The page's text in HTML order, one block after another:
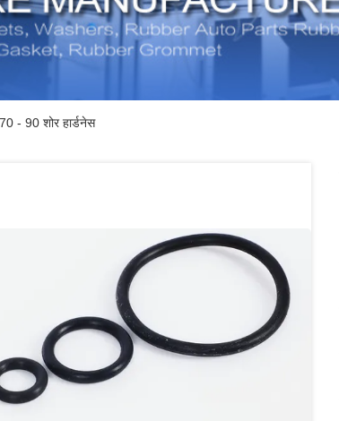
- 90 शोर हार्डनेस